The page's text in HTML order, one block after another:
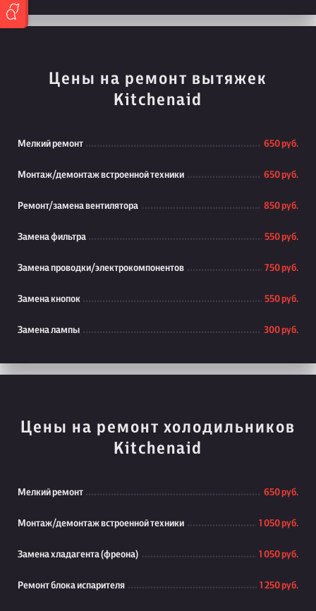
Цены на ремонт вытяжек
Kitchenaid
Мелкий ремонт 650 руб.
Монтаж/демонтаж встроенной техники 650 руб.
Ремонт/замена вентилятора 850 руб.
Замена фильтра 550 руб.
Замена проводки/электрокомпонентов 750 руб.
Замена кнопок 550 руб.
Замена лампы 300 руб.
Цены на ремонт холодильников
Kitchenaid
Мелкий ремонт 650 руб.
Монтаж/демонтаж встроенной техники 1 050 руб.
Замена хладагента (фреона) 1 050 руб.
Ремонт блока испарителя 1 250 руб.